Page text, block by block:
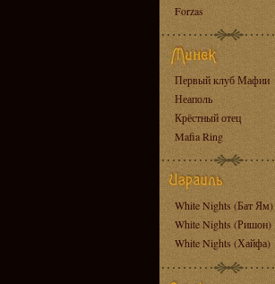
Forzas
Первый клуб Мафии
Неаполь
Крёстный отец
Mafia Ring
White Nights (Бат Ям)
White Nights (Ришон)
White Nights (Хайфа)